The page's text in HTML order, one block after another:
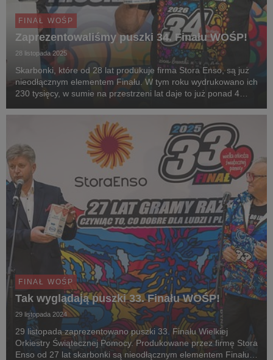
FINAŁ WOŚP
Zaprezentowaliśmy puszki 34. Finału WOŚP!
28 listopada 2025
Skarbonki, które od 28 lat produkuje firma Stora Enso, są już
nieodłącznym elementem Finału. W tym roku wydrukowano ich
230 tysięcy, w sumie na przestrzeni lat daje to już ponad 4
FINAŁ WOŚP
Tak wyglądają puszki 33. Finału WOŚP!
29 listopada 2024
29 listopada zaprezentowano puszki 33. Finału Wielkiej
Orkiestry Świątecznej Pomocy. Produkowane przez firmę Stora
Enso od 27 lat skarbonki są nieodłącznym elementem Finału.